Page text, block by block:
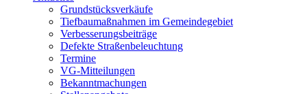
Grundstücksverkäufe
Tiefbaumaßnahmen im Gemeindegebiet
Verbesserungsbeiträge
Defekte Straßenbeleuchtung
Termine
VG-Mitteilungen
Bekanntmachungen